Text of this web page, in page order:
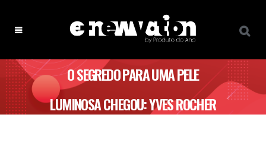
O SEGREDO PARA UMA PELE
LUMINOSA CHEGOU: YVES ROCHER